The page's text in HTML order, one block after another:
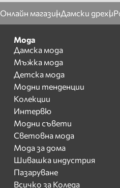
Онлайн магазинДамски дрехи
Мода
Дамска мода
Мъжка мода
Детска мода
Модни тенденции
Колекции
Интервю
Модни съвети
Световна мода
Мода за дома
Шивашка индустрия
Пазаруване
Всичко за Коледа